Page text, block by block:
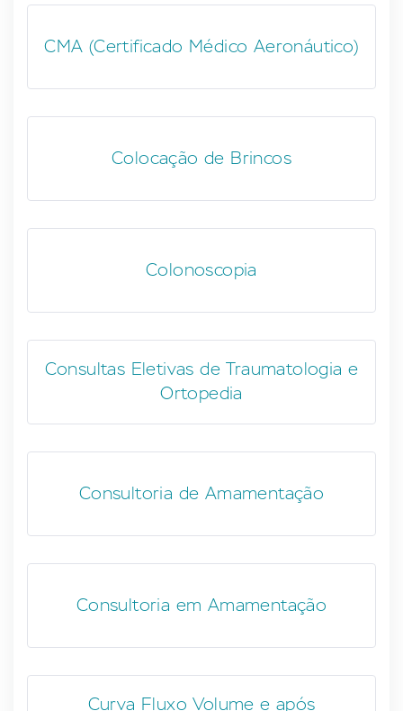
CMA (Certificado Médico Aeronáutico)
Colocação de Brincos
Colonoscopia
Consultas Eletivas de Traumatologia e
Ortopedia
Consultoria de Amamentação
Consultoria em Amamentação
Curva Fluxo Volume e após